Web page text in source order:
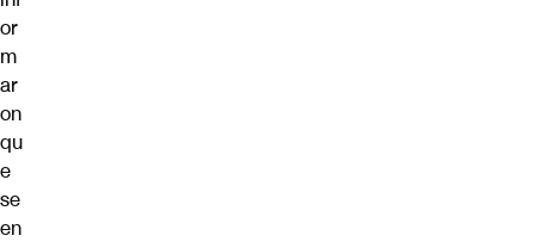
or
m
ar
on
qu
e
se
en